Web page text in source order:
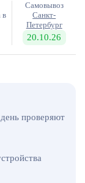
в
Самовывоз
Санкт-
Петербург
20.10.26
проверяют